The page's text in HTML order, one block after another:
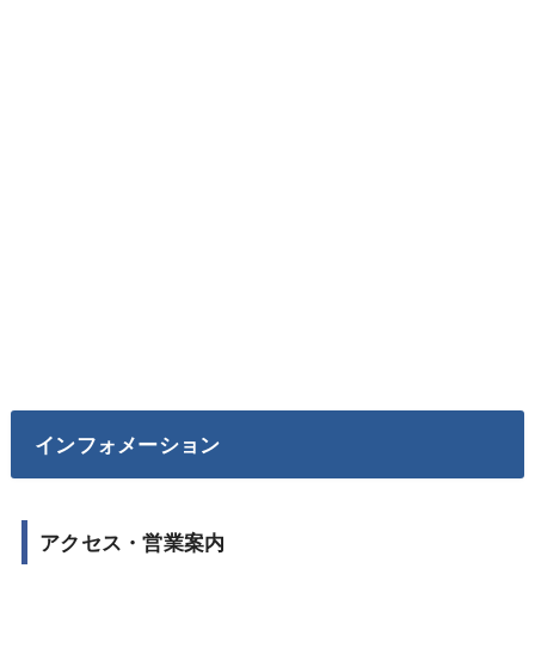
インフォメーション
アクセス・営業案内